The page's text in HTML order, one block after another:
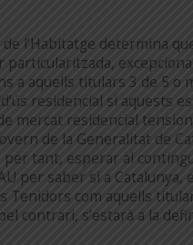
l’Habitatge determina
particularitzada,
a aquells titulars 3 de 5 o
residencial si aquests
mercat residencial
de la Generalitat de
per tant, esperar al
per saber si a Catalunya,
Tenidors com aquells
contrari, s’estarà a la